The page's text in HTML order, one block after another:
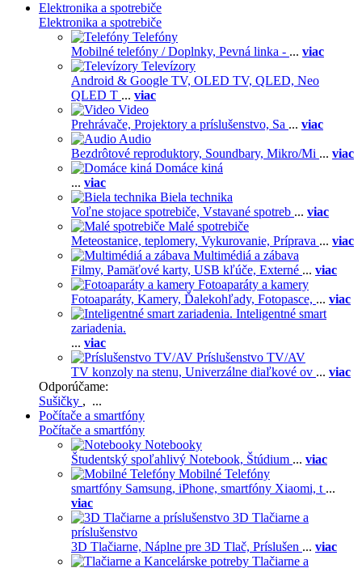
Elektronika a spotrebiče
Elektronika a spotrebiče
Telefóny
Mobilné telefóny / Doplnky, Pevná linka - ... viac
Televízory
Android & Google TV, OLED TV, QLED, Neo
QLED T ... viac
Video
Prehrávače, Projektory a príslušenstvo, Sa ... viac
Audio
Bezdrôtové reproduktory, Soundbary, Mikro/Mi ... viac
Domáce kiná
... viac
Biela technika
Voľne stojace spotrebiče, Vstavané spotreb ... viac
Malé spotrebiče
Meteostanice, teplomery, Vykurovanie, Príprava ... viac
Multimédiá a zábava
Filmy, Pamäťové karty, USB kľúče, Externé ... viac
Fotoaparáty a kamery
Fotoaparáty, Kamery, Ďalekohľady, Fotopasce, ... viac
Inteligentné smart
zariadenia.
... viac
Príslušenstvo TV/AV
TV konzoly na stenu, Univerzálne diaľkové ov ... viac
Odporúčame:
Sušičky , ...
Počítače a smartfóny
Počítače a smartfóny
Notebooky
Študentský spoľahlivý Notebook, Štúdium ... viac
Mobilné Telefóny
smartfóny Samsung, iPhone, smartfóny Xiaomi, t ...
viac
3D Tlačiarne a
príslušenstvo
3D Tlačiarne, Náplne pre 3D Tlač, Príslušen ... viac
Tlačiarne a